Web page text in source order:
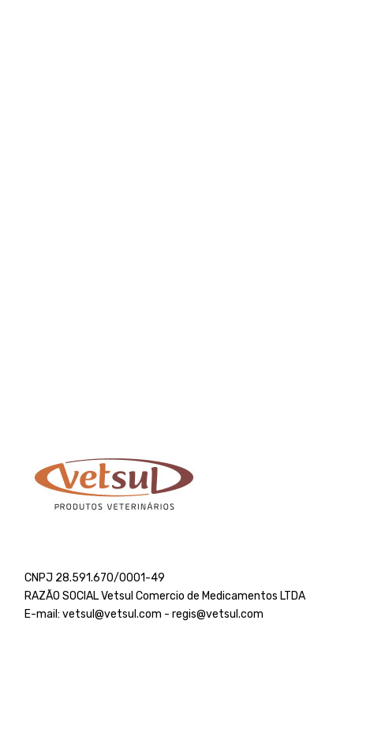
CNPJ 28.591.670/0001-49
RAZÃO SOCIAL Vetsul Comercio de Medicamentos LTDA
E-mail: vetsul@vetsul.com - regis@vetsul.com